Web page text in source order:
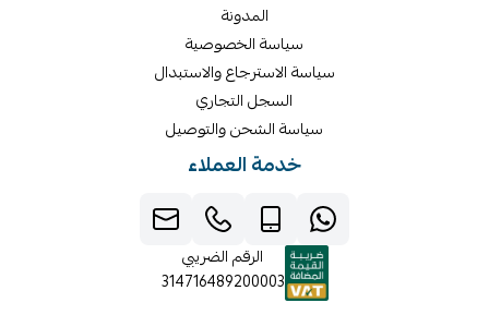
المدونة
سياسة الخصوصية
سياسة الاسترجاع والاستبدال
السجل التجاري
سياسة الشحن والتوصيل
خدمة العملاء
الرقم الضريبي
314716489200003